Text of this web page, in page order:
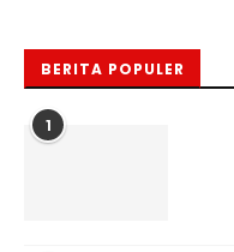
BERITA POPULER
1